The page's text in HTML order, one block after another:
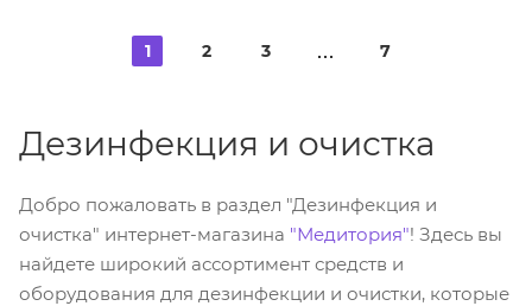
1 2 3 7
Дезинфекция и очистка
Добро пожаловать в раздел "Дезинфекция и
очистка" интернет-магазина "Медитория"! Здесь вы
найдете широкий ассортимент средств и
оборудования для дезинфекции и очистки, которые